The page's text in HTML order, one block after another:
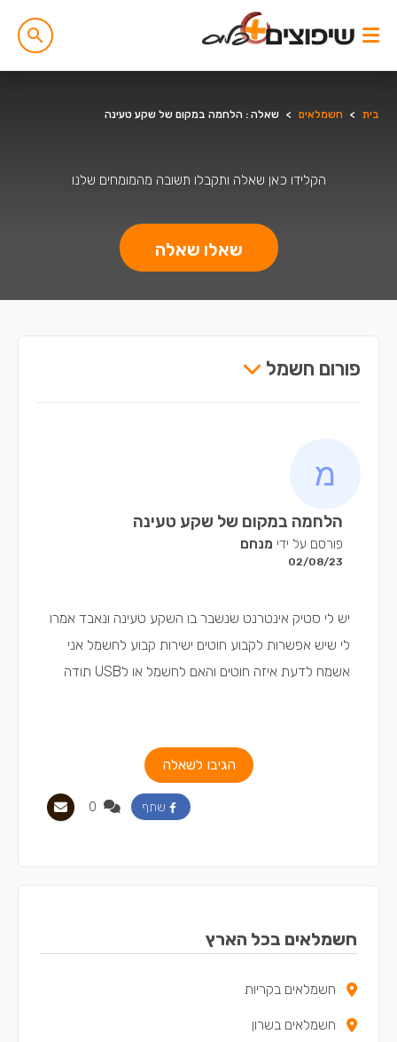
בית > חשמלאים > שאלה : הלחמה במקום של שקע טעינה
הקלידו כאן שאלה ותקבלו תשובה מהמומחים שלנו
שאלו שאלה
פורום חשמל
הלחמה במקום של שקע טעינה
פורסם על ידי מנחם
02/08/23
יש לי סטיק אינטרנט שנשבר בו השקע טעינה ונאבד אמרו
לי שיש אפשרות לקבוע חוטים ישירות קבוע לחשמל אני
אשמח לדעת איזה חוטים והאם לחשמל או לUSB תודה
הגיבו לשאלה
שתף
חשמלאים בכל הארץ
חשמלאים בקריות
חשמלאים בשרון